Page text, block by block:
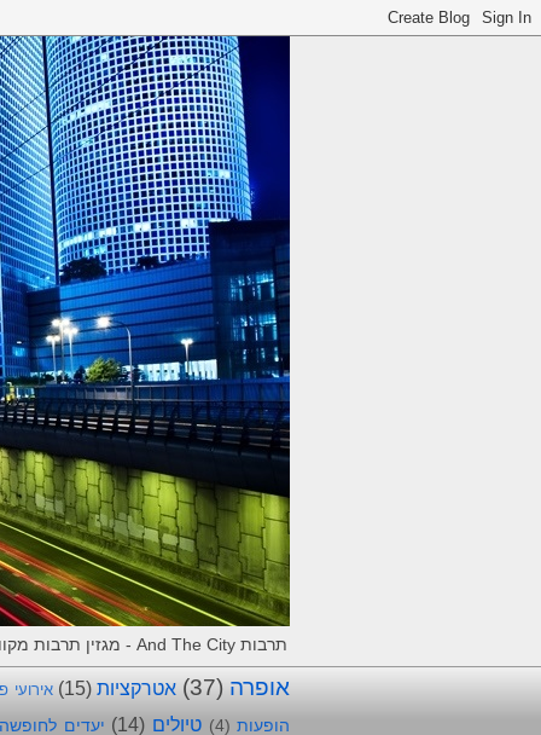
תרבות And The City - מגזין תרבות מקוון, המלצות וחוויות מאירועי תרבות. מביאים את התרבות לרשת !
אופרה (37) אטרקציות (15) אירועי
הופעות (4) טיולים (14) יעדים לחופשה